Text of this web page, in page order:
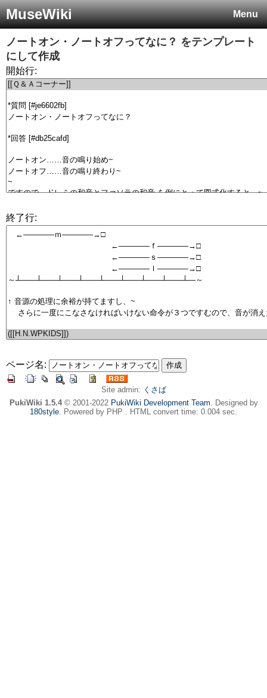
Menu
MuseWiki
ノートオン・ノートオフってなに？ をテンプレート
にして作成
開始行:
終了行:
ページ名:
Site admin: くさば
PukiWiki 1.5.4© 2001-2022 PukiWiki Development Team. Designed by
180style. Powered by PHP . HTML convert time: 0.004 sec.